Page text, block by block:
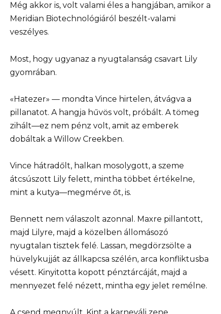
Még akkor is, volt valami éles a hangjában, amikor a
Meridian Biotechnológiáról beszélt-valami
veszélyes.
Most, hogy ugyanaz a nyugtalanság csavart Lily
gyomrában.
«Hatezer» — mondta Vince hirtelen, átvágva a
pillanatot. A hangja hűvös volt, próbált. A tömeg
zihált—ez nem pénz volt, amit az emberek
dobáltak a Willow Creekben.
Vince hátradőlt, halkan mosolygott, a szeme
átcsúszott Lily felett, mintha többet értékelne,
mint a kutya—megmérve őt, is.
Bennett nem válaszolt azonnal. Maxre pillantott,
majd Lilyre, majd a közelben állomásozó
nyugtalan tisztek felé. Lassan, megdörzsölte a
hüvelykujját az állkapcsa szélén, arca konfliktusba
vésett. Kinyitotta kopott pénztárcáját, majd a
mennyezet felé nézett, mintha egy jelet remélne.